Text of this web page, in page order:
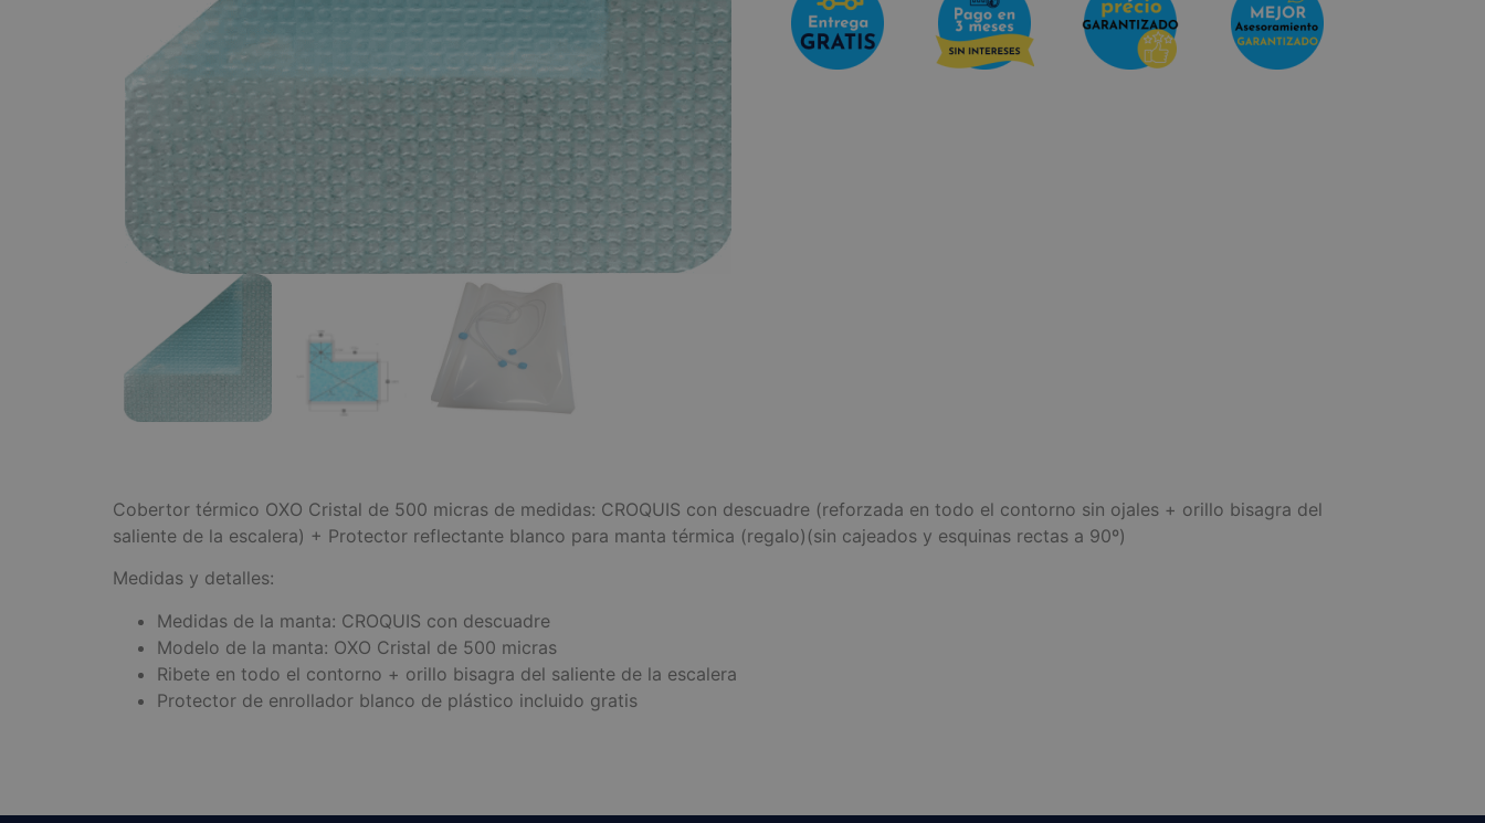
Cobertor térmico OXO Cristal de 500 micras de medidas: CROQUIS con descuadre (reforzada en todo el contorno sin ojales + orillo bisagra del
saliente de la escalera) + Protector reflectante blanco para manta térmica (regalo)(sin cajeados y esquinas rectas a 90º)
Medidas y detalles:
Medidas de la manta: CROQUIS con descuadre
Modelo de la manta: OXO Cristal de 500 micras
Ribete en todo el contorno + orillo bisagra del saliente de la escalera
Protector de enrollador blanco de plástico incluido gratis